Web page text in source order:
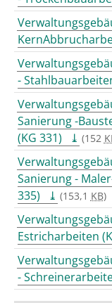
-
Sanierung -
(KG 331)
(152
Sanierung -
335)
(153,1 KB)
Estricharbeiten
-